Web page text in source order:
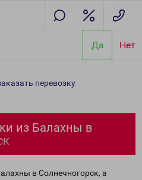
Да Нет
перевозку
из Балахны в
в Солнечногорск, а